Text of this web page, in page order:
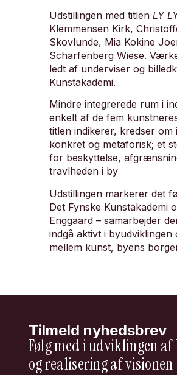
Udstillingen med titlen LY
Klemmensen Kirk,
Skovlunde, Mia Kokine
Scharfenberg Wiese.
ledt af underviser og
Kunstakademi.
Mindre integrerede rum i
enkelt af de fem
titlen indikerer, kredser om
konkret og metaforisk; et
for beskyttelse,
travlheden i by
Udstillingen markerer det
Det Fynske Kunstakademi
Enggaard – samarbejder
indgå aktivt i
mellem kunst, byens
Tilmeld nyhedsbrev
Følg med i udviklingen af
og realisering af visionen